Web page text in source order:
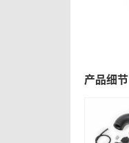
产品细节